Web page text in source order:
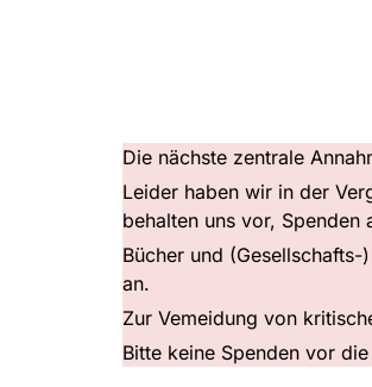
Die nächste zentrale
Leider haben wir in der
behalten uns vor,
Bücher und
an.
Zur Vemeidung von
Bitte keine Spenden vor